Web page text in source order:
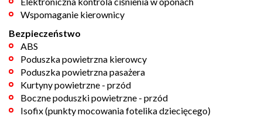
Wspomaganie kierownicy
Bezpieczeństwo
ABS
Poduszka powietrzna kierowcy
Poduszka powietrzna pasażera
Kurtyny powietrzne - przód
Boczne poduszki powietrzne - przód
Isofix (punkty mocowania fotelika dziecięcego)